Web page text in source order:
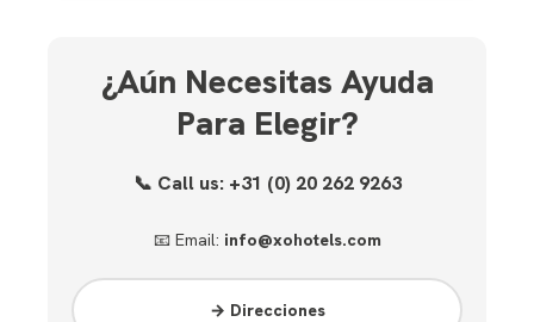
¿Aún Necesitas Ayuda
Para Elegir?
📞 Call us: +31 (0) 20 262 9263
📧 Email: info@xohotels.com
→ Direcciones